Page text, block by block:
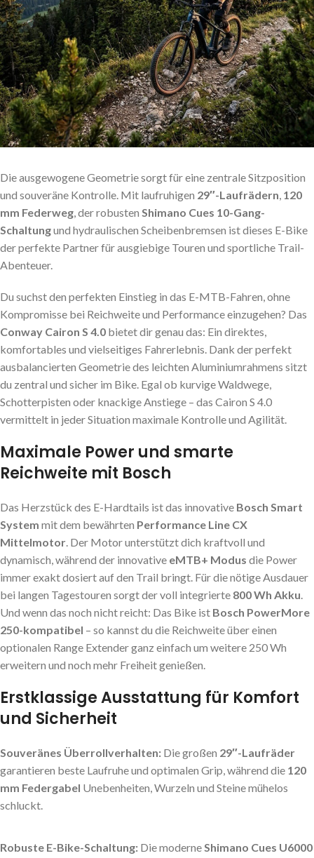
Die ausgewogene Geometrie sorgt für eine zentrale Sitzposition
und souveräne Kontrolle. Mit laufruhigen 29″-Laufrädern, 120
mm Federweg, der robusten Shimano Cues 10-Gang-
Schaltungund hydraulischen Scheibenbremsen ist dieses E-Bike
der perfekte Partner für ausgiebige Touren und sportliche Trail-
Abenteuer.
Du suchst den perfekten Einstieg in das E-MTB-Fahren, ohne
Kompromisse bei Reichweite und Performance einzugehen? Das
Conway Cairon S 4.0 bietet dir genau das: Ein direktes,
komfortables und vielseitiges Fahrerlebnis. Dank der perfekt
ausbalancierten Geometrie des leichten Aluminiumrahmens sitzt
du zentral und sicher im Bike. Egal ob kurvige Waldwege,
Schotterpisten oder knackige Anstiege – das Cairon S 4.0
vermittelt in jeder Situation maximale Kontrolle und Agilität.
Maximale Power und smarte
Reichweite mit Bosch
Das Herzstück des E-Hardtails ist das innovative Bosch Smart
System mit dem bewährten Performance Line CX
Mittelmotor. Der Motor unterstützt dich kraftvoll und
dynamisch, während der innovative eMTB+ Modus die Power
immer exakt dosiert auf den Trail bringt. Für die nötige Ausdauer
bei langen Tagestouren sorgt der voll integrierte 800 Wh Akku.
Und wenn das noch nicht reicht: Das Bike ist Bosch PowerMore
250-kompatibel – so kannst du die Reichweite über einen
optionalen Range Extender ganz einfach um weitere 250 Wh
erweitern und noch mehr Freiheit genießen.
Erstklassige Ausstattung für Komfort
und Sicherheit
Souveränes Überrollverhalten: Die großen 29″-Laufräder
garantieren beste Laufruhe und optimalen Grip, während die 120
mm Federgabel Unebenheiten, Wurzeln und Steine mühelos
schluckt.
Robuste E-Bike-Schaltung: Die moderneShimano Cues U6000